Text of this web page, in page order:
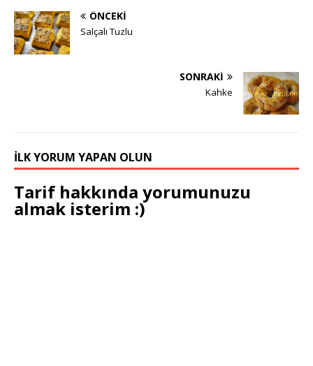
ÖNCEKI
Salçalı Tuzlu
SONRAKI
Kahke
İLK YORUM YAPAN OLUN
Tarif hakkında yorumunuzu
almak isterim :)